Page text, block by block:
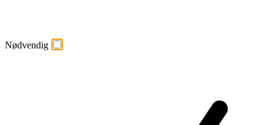
Nødvendig